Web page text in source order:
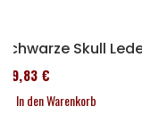
Schwarze Skull
119,83 €
In den Warenkorb